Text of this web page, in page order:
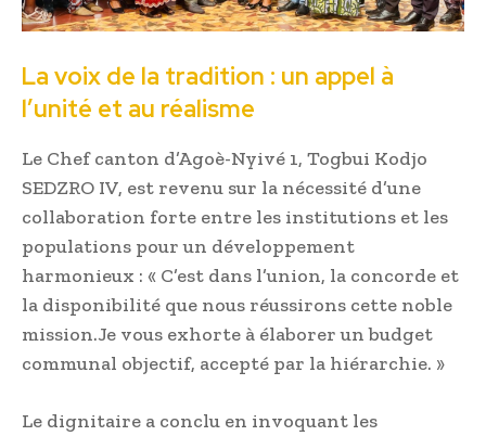
La voix de la tradition : un appel à
l’unité et au réalisme
Le Chef canton d’Agoè-Nyivé 1, Togbui Kodjo
SEDZRO IV, est revenu sur la nécessité d’une
collaboration forte entre les institutions et les
populations pour un développement
harmonieux : « C’est dans l’union, la concorde et
la disponibilité que nous réussirons cette noble
mission.Je vous exhorte à élaborer un budget
communal objectif, accepté par la hiérarchie. »
Le dignitaire a conclu en invoquant les